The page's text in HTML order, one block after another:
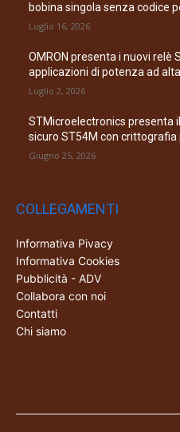
bobina singola senza codice
Luglio 16, 2026
OMRON presenta i nuovi relè
applicazioni di potenza ad
Luglio 2, 2026
STMicroelectronics presenta
sicuro ST54M con
Giugno 25, 2026
COLLEGAMENTI
Informativa Pivacy
Informativa Cookies
Pubblicità - ADV
Collabora con noi
Contatti
Chi siamo